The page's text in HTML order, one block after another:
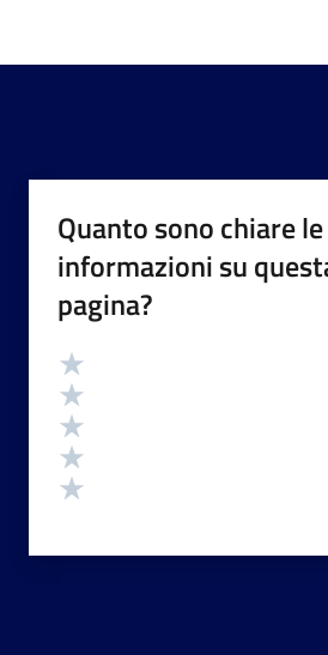
Quanto sono chiare le
informazioni su
pagina?
Valutazione